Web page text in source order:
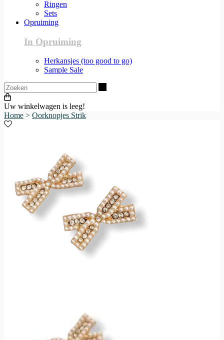
Ringen
Sets
Opruiming
In Opruiming
Herkansjes (too good to go)
Sample Sale
Uw winkelwagen is leeg!
Home > Oorknopjes Strik